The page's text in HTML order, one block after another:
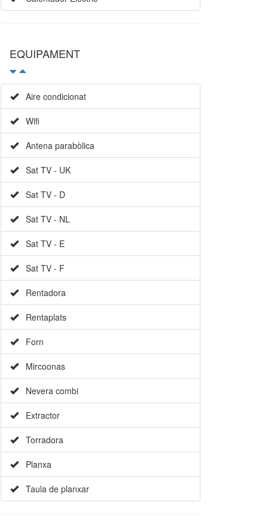
EQUIPAMENT
Aire condicionat
Wifi
Antena parabòlica
Sat TV - UK
Sat TV - D
Sat TV - NL
Sat TV - E
Sat TV - F
Rentadora
Rentaplats
Forn
Mircoonas
Nevera combi
Extractor
Torradora
Planxa
Taula de planxar